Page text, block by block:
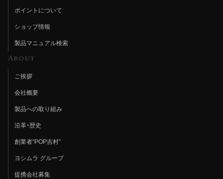
ポイントについて
ショップ情報
製品マニュアル検索
About
ご挨拶
会社概要
製品への取り組み
沿革・歴史
創業者“POP吉村”
ヨシムラ グループ
提携会社募集